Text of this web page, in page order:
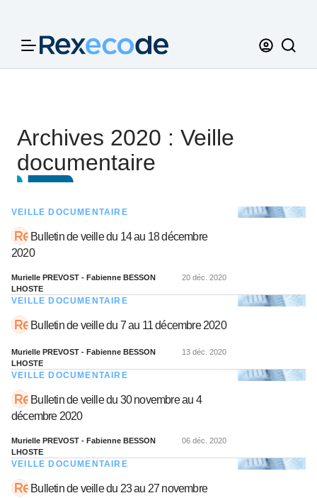
Archives 2020 : Veille
documentaire
VEILLE DOCUMENTAIRE
Bulletin de veille du 14 au 18 décembre
2020
Murielle PREVOST - Fabienne BESSON
LHOSTE
20 déc. 2020
VEILLE DOCUMENTAIRE
Bulletin de veille du 7 au 11 décembre 2020
Murielle PREVOST - Fabienne BESSON
LHOSTE
13 déc. 2020
VEILLE DOCUMENTAIRE
Bulletin de veille du 30 novembre au 4
décembre 2020
Murielle PREVOST - Fabienne BESSON
LHOSTE
06 déc. 2020
VEILLE DOCUMENTAIRE
Bulletin de veille du 23 au 27 novembre